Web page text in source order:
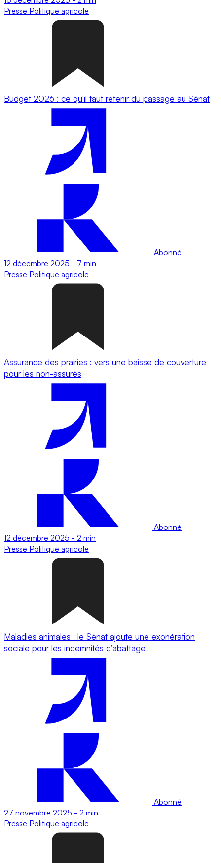
Presse Politique agricole
Budget 2026 : ce qu’il faut retenir du passage au Sénat
Abonné
12 décembre 2025 - 7 min
Presse Politique agricole
Assurance des prairies : vers une baisse de couverture
pour les non-assurés
Abonné
12 décembre 2025 - 2 min
Presse Politique agricole
Maladies animales : le Sénat ajoute une exonération
sociale pour les indemnités d’abattage
Abonné
27 novembre 2025 - 2 min
Presse Politique agricole